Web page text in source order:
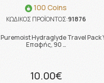
100 Coins
ΚΩΔΙΚΟΣ ΠΡΟΪΟΝΤΟΣ:91876
Hydraglyde Travel Pack
Επαφής, 90 …
10.00€